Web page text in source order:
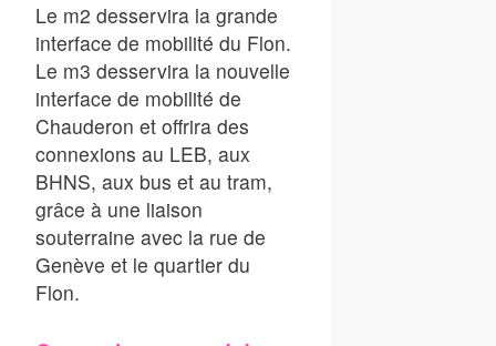
Le m2 desservira la grande
interface de mobilité du Flon.
Le m3 desservira la nouvelle
interface de mobilité de
Chauderon et offrira des
connexions au LEB, aux
BHNS, aux bus et au tram,
grâce à une liaison
souterraine avec la rue de
Genève et le quartier du
Flon.